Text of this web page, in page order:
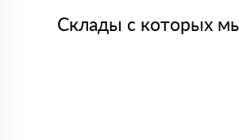
Склады с которых